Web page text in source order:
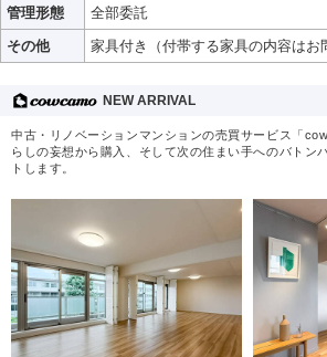
管理形態
全部委託
その他
家具付き（付帯する家具の内容はお
NEW ARRIVAL
中古・リノベーションマンションの売買サービス「
らしの妄想から購入、そして次の住まい手へのバトン
トします。